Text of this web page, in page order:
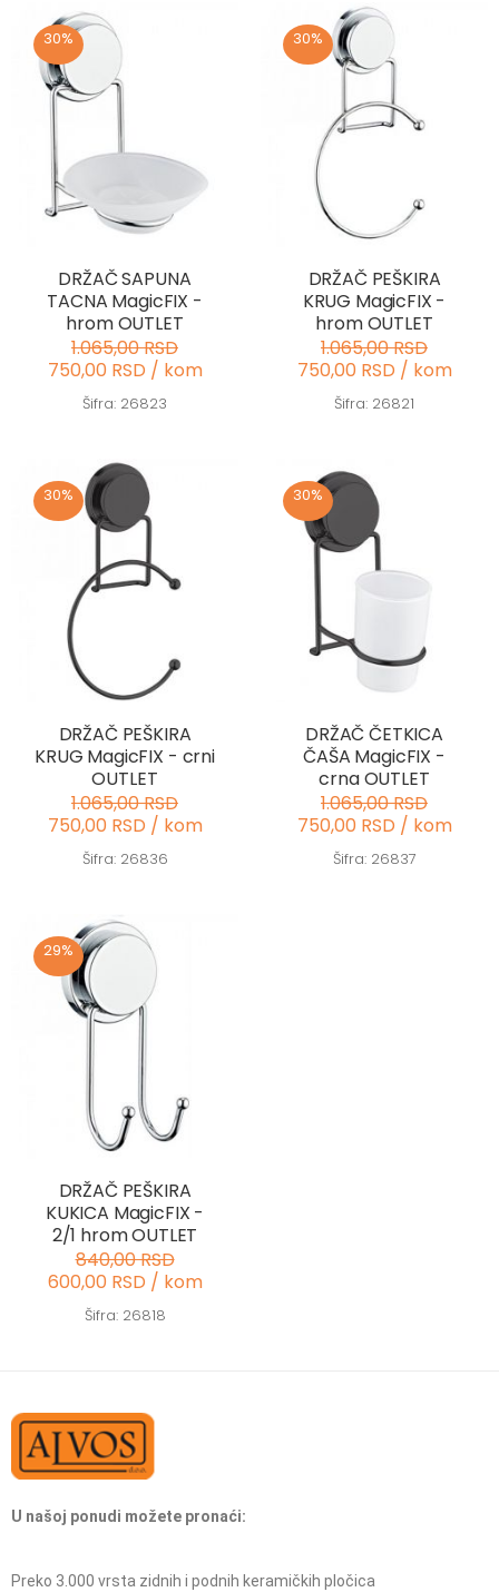
30%
DRŽAČ SAPUNA
TACNA MagicFIX -
hrom OUTLET
1.065,00 RSD
750,00 RSD / kom
Šifra: 26823
30%
DRŽAČ PEŠKIRA
KRUG MagicFIX -
hrom OUTLET
1.065,00 RSD
750,00 RSD / kom
Šifra: 26821
30%
DRŽAČ PEŠKIRA
KRUG MagicFIX - crni
OUTLET
1.065,00 RSD
750,00 RSD / kom
Šifra: 26836
30%
DRŽAČ ČETKICA
ČAŠA MagicFIX -
crna OUTLET
1.065,00 RSD
750,00 RSD / kom
Šifra: 26837
29%
DRŽAČ PEŠKIRA
KUKICA MagicFIX -
2/1 hrom OUTLET
840,00 RSD
600,00 RSD / kom
Šifra: 26818
U našoj ponudi možete pronaći:
Preko 3.000 vrsta zidnih i podnih keramičkih pločica